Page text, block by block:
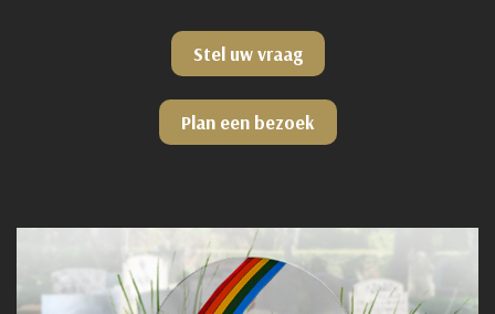
Stel uw vraag
Plan een bezoek